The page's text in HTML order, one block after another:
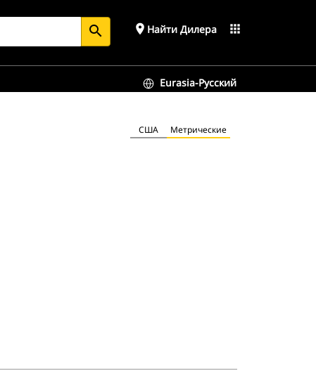
search place Найти Дилера apps
Eurasia-Русский
США Метрические